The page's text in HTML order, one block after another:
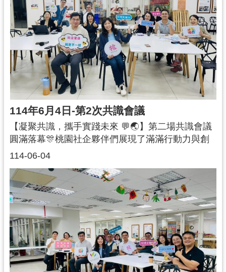
落筆，都是影響力的雛型。未來的社會企業家，就
從這裡開始！👨‍🏫 主講講師：沈建文｜國立中央大
學教授亞洲影響力衡量與管理研究總中心主任、
SROI認證高階執業師#精實畫布 #LeanCanvas #社
會創業 #創新落地 #社會企業設計 #青年創新 #社企
競賽 #創業培訓#2025桃園社會企業創業競賽 #第十
屆尤努斯奬 #社會企業組
114年6月4日-第2次共識會議
114-06-04
【凝聚共識，攜手實踐未來 💬🌏】第二場共識會議
圓滿落幕🎊桃園社企夥伴們展現了滿滿行動力與創
意，不僅提出更具體的行動構想，更一同決議如何
值，擴大社會影響力🌆🧡延續第一場會議激盪出的
想法，各團隊在短短兩週內積極打磨構想、發展執
行藍圖，從專業課程、行銷推廣、交流展會、跨局
處合作等多元面向出發📬共同思考如何讓資源產生
真正的改變與連結📈✨最終，在大家的討論與投票
下，三個行動方案已確定出爐，未來將由青年事務
局協助資源投入，全力支持落地推動！特別感謝每
一組用心提案的團隊💡即使這次尚未被選上，你們